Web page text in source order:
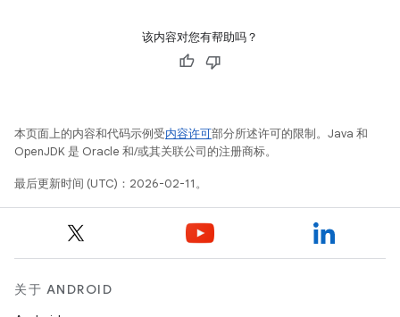
该内容对您有帮助吗？
本页面上的内容和代码示例受内容许可部分所述许可的限制。Java 和
OpenJDK 是 Oracle 和/或其关联公司的注册商标。
最后更新时间 (UTC)：2026-02-11。
关于 ANDROID